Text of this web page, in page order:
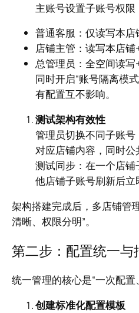
主账号设置子账号权限
普通客服：仅读写本店
店铺主管：读写本店铺
总管理员：全空间读写
同时开启“账号隔离模
有配置互不影响。
测试架构有效性
管理员切换不同子账
对应店铺内容，同时公
测试同步：在一个店
他店铺子账号刷新后立
架构搭建完成后，多店铺管
清晰、权限分明”。
第二步：配置统一与
统一管理的核心是“一次配置
创建标准化配置模板